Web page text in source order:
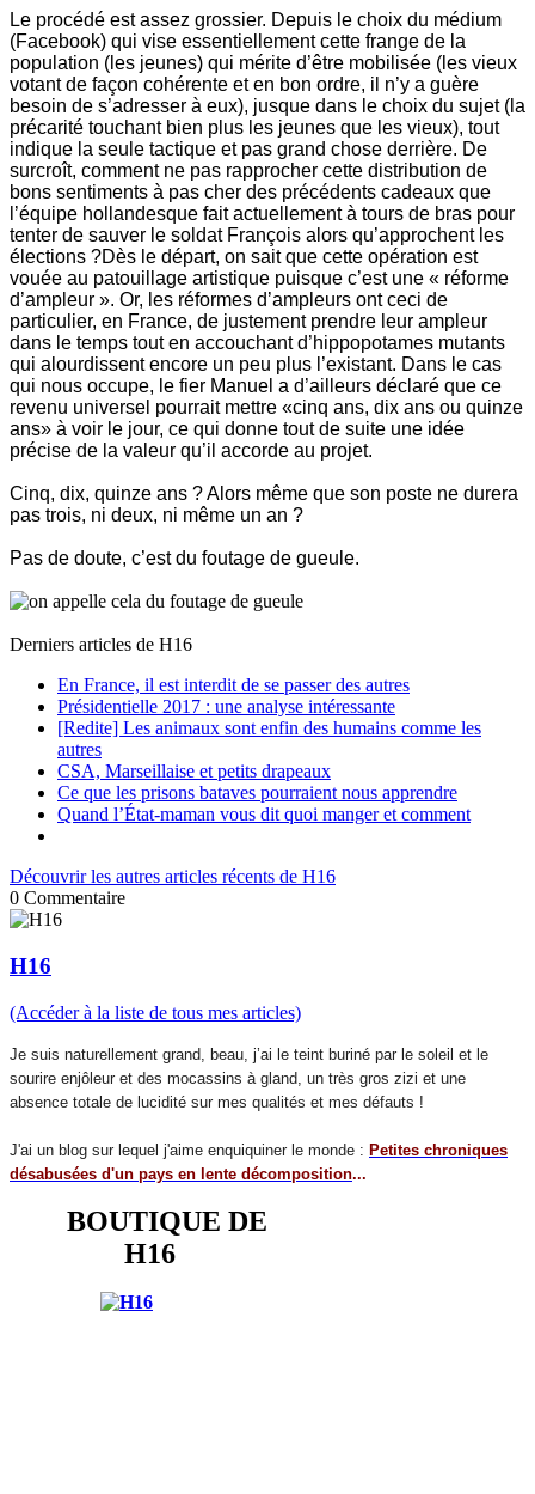
Le procédé est assez grossier. Depuis le choix du médium
(Facebook) qui vise essentiellement cette frange de la
population (les jeunes) qui mérite d’être mobilisée (les vieux
votant de façon cohérente et en bon ordre, il n’y a guère
besoin de s’adresser à eux), jusque dans le choix du sujet (la
précarité touchant bien plus les jeunes que les vieux), tout
indique la seule tactique et pas grand chose derrière. De
surcroît, comment ne pas rapprocher cette distribution de
bons sentiments à pas cher des précédents cadeaux que
l’équipe hollandesque fait actuellement à tours de bras pour
tenter de sauver le soldat François alors qu’approchent les
élections ?Dès le départ, on sait que cette opération est
vouée au patouillage artistique puisque c’est une « réforme
d’ampleur ». Or, les réformes d’ampleurs ont ceci de
particulier, en France, de justement prendre leur ampleur
dans le temps tout en accouchant d’hippopotames mutants
qui alourdissent encore un peu plus l’existant. Dans le cas
qui nous occupe, le fier Manuel a d’ailleurs déclaré que ce
revenu universel pourrait mettre «cinq ans, dix ans ou quinze
ans» à voir le jour, ce qui donne tout de suite une idée
précise de la valeur qu’il accorde au projet.
Cinq, dix, quinze ans ? Alors même que son poste ne durera
pas trois, ni deux, ni même un an ?
Pas de doute, c’est du foutage de gueule.
Derniers articles de H16
En France, il est interdit de se passer des autres
Présidentielle 2017 : une analyse intéressante
[Redite] Les animaux sont enfin des humains comme les
autres
CSA, Marseillaise et petits drapeaux
Ce que les prisons bataves pourraient nous apprendre
Quand l’État-maman vous dit quoi manger et comment
Découvrir les autres articles récents de H16
0 Commentaire
H16
(Accéder à la liste de tous mes articles)
Je suis naturellement grand, beau, j’ai le teint buriné par le soleil et le
sourire enjôleur et des mocassins à gland, un très gros zizi et une
absence totale de lucidité sur mes qualités et mes défauts !
J'ai un blog sur lequel j'aime enquiquiner le monde : Petites chroniques
désabusées d'un pays en lente décomposition...
BOUTIQUE DE
H16